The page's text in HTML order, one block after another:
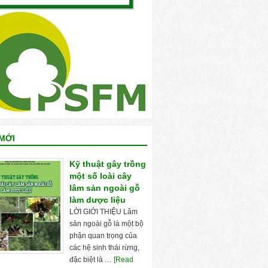
Kỹ thuật gây trồng
một số loài cây
lâm sản ngoài gỗ
làm dược liệu
LỜI GIỚI THIỆU Lâm
sản ngoài gỗ là một bộ
phận quan trọng của
các hệ sinh thái rừng,
đặc biệt là … [Read